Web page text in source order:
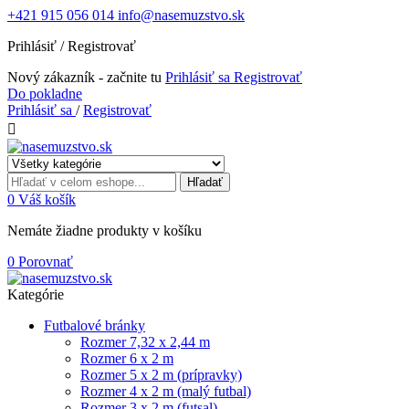
+421 915 056 014 info@nasemuzstvo.sk
Prihlásiť / Registrovať
Nový zákazník - začnite tu Prihlásiť sa Registrovať
Do pokladne
Prihlásiť sa /Registrovať

Hľadať
0 Váš košík
Nemáte žiadne produkty v košíku
0 Porovnať
Kategórie
Futbalové bránky
Rozmer 7,32 x 2,44 m
Rozmer 6 x 2 m
Rozmer 5 x 2 m (prípravky)
Rozmer 4 x 2 m (malý futbal)